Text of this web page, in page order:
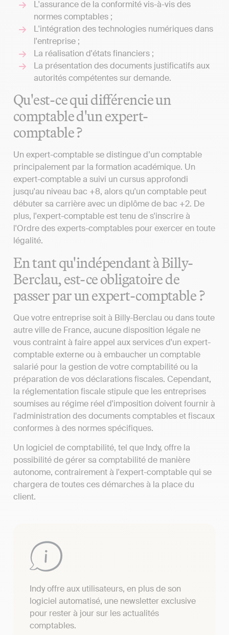
L'assurance de la conformité vis-à-vis des
normes comptables ;
L'intégration des technologies numériques dans
l'entreprise ;
La réalisation d'états financiers ;
La présentation des documents justificatifs aux
autorités compétentes sur demande.
Qu'est-ce qui différencie un
comptable d'un expert-
comptable ?
Un expert-comptable se distingue d’un comptable
principalement par la formation académique. Un
expert-comptable a suivi un cursus approfondi
jusqu'au niveau bac +8, alors qu'un comptable peut
débuter sa carrière avec un diplôme de bac +2. De
plus, l'expert-comptable est tenu de s'inscrire à
l'Ordre des experts-comptables pour exercer en toute
légalité.
En tant qu'indépendant à Billy-
Berclau, est-ce obligatoire de
passer par un expert-comptable ?
Que votre entreprise soit à Billy-Berclau ou dans toute
autre ville de France, aucune disposition légale ne
vous contraint à faire appel aux services d'un expert-
comptable externe ou à embaucher un comptable
salarié pour la gestion de votre comptabilité ou la
préparation de vos déclarations fiscales. Cependant,
la réglementation fiscale stipule que les entreprises
soumises au régime réel d'imposition doivent fournir à
l'administration des documents comptables et fiscaux
conformes à des normes spécifiques.
Un logiciel de comptabilité, tel que Indy, offre la
possibilité de gérer sa comptabilité de manière
autonome, contrairement à l'expert-comptable qui se
chargera de toutes ces démarches à la place du
client.
Indy offre aux utilisateurs, en plus de son
logiciel automatisé, une newsletter exclusive
pour rester à jour sur les actualités
comptables.